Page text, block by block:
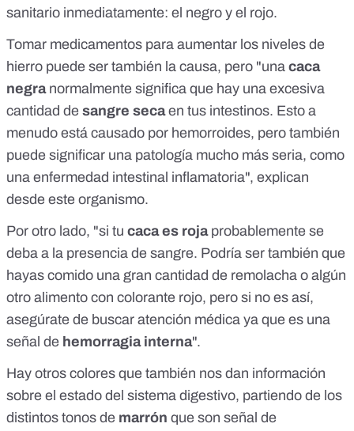
sanitario inmediatamente: el negro y el rojo.
Tomar medicamentos para aumentar los niveles de
hierro puede ser también la causa, pero "una caca
negranormalmente significa que hay una excesiva
cantidad de sangre secaen tus intestinos. Esto a
menudo está causado por hemorroides, pero también
puede significar una patología mucho más seria, como
una enfermedad intestinal inflamatoria", explican
desde este organismo.
Por otro lado, "si tu caca es rojaprobablemente se
deba a la presencia de sangre. Podría ser también que
hayas comido una gran cantidad de remolacha o algún
otro alimento con colorante rojo, pero si no es así,
asegúrate de buscar atención médica ya que es una
señal de hemorragia interna".
Hay otros colores que también nos dan información
sobre el estado del sistema digestivo, partiendo de los
distintos tonos de marrón que son señal de